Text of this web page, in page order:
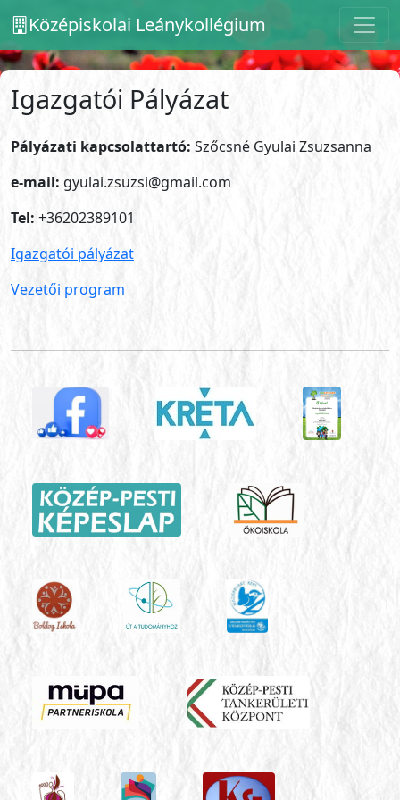
Középiskolai Leánykollégium
Igazgatói Pályázat
Pályázati kapcsolattartó: Szőcsné Gyulai Zsuzsanna
e-mail: gyulai.zsuzsi@gmail.com
Tel: +36202389101
Igazgatói pályázat
Vezetői program